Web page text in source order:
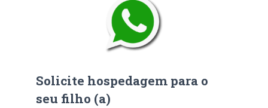
Solicite hospedagem para o
seu filho (a)